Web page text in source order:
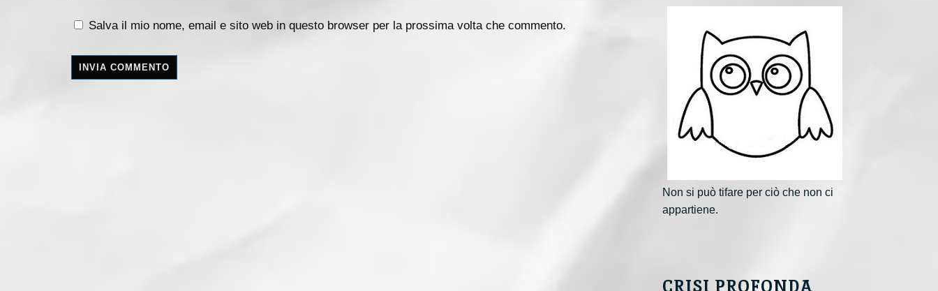
Salva il mio nome, email e sito web in questo browser per la prossima volta che commento.
Non si può tifare per ciò che non ci
appartiene.
CRISI PROFONDA